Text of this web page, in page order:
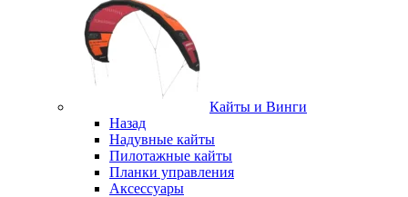
Кайты и Винги
Назад
Надувные кайты
Пилотажные кайты
Планки управления
Аксессуары